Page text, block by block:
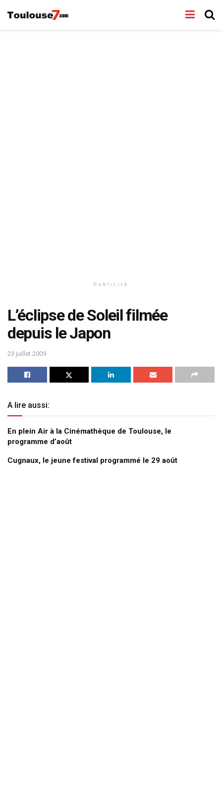
Publicité
L’éclipse de Soleil filmée
depuis le Japon
23 juillet 2009
A lire aussi:
En plein Air à la Cinémathèque de Toulouse, le
programme d’août
Cugnaux, le jeune festival programmé le 29 août